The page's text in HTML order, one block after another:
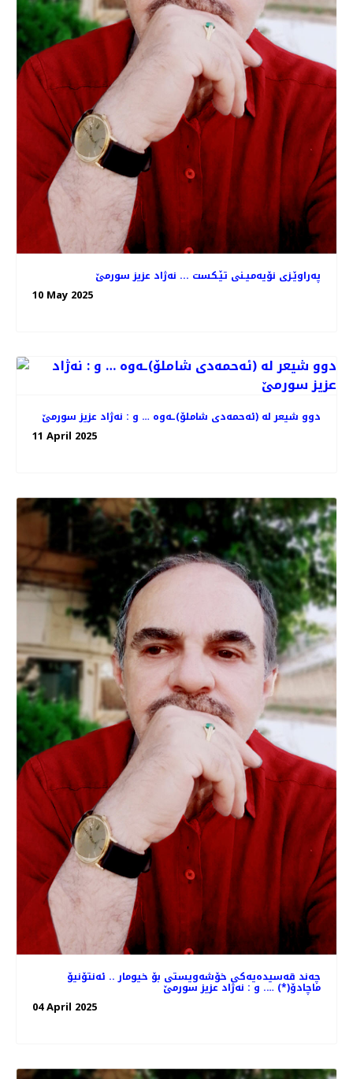
په‌راوێـزی نۆیه‌میـنی تێـكست ... نه‌ژاد عزیز سورمێ
10 May 2025
دوو شیعر له‌ (ئه‌حمه‌دی شاملۆ)ـه‌وه‌ … و : نه‌ژاد عزیز سورمێ
11 April 2025
چه‌ند قه‌سیده‌یه‌كی خۆشه‌ویستی بۆ خیومار .. ئه‌نتۆنیۆ
ماچادۆ(*) …. و : نه‌ژاد عزیز سورمێ
04 April 2025